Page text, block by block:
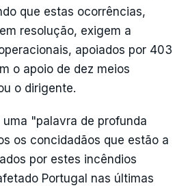
que estas ocorrências,
resolução, exigem a
apoiados por 403
o apoio de dez meios
o dirigente.
uma "palavra de profunda
os concidadãos que estão a
por estes incêndios
Portugal nas últimas